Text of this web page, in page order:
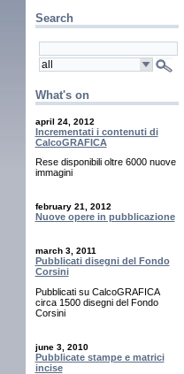
Search
What's on
april 24, 2012
Incrementati i contenuti di
CalcoGRAFICA
Rese disponibili oltre 6000 nuove
immagini
february 21, 2012
Nuove opere in pubblicazione
march 3, 2011
Pubblicati disegni del Fondo
Corsini
Pubblicati su CalcoGRAFICA
circa 1500 disegni del Fondo
Corsini
june 3, 2010
Pubblicate stampe e matrici
incise